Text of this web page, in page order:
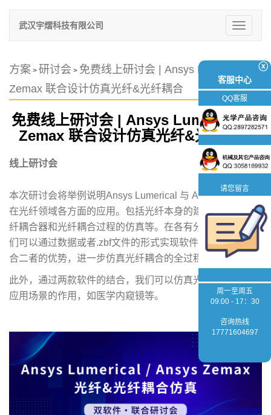
切
换
武汉宇熠科技有限公司
方案 > 研讨会 > 免费线上研讨会 | Ansys Lumerical 与
Zemax 联合设计仿真光纤&光纤耦合
免费线上研讨会 | Ansys Lumerical 与
Zemax 联合设计仿真光纤&光纤耦合
线上研讨会
本次研讨会将举例说明Ansys Lumerical 与 Ansys Zemax
在光纤领域各方面的应用。包括光纤本身的建模与仿真，光
纤耦合器和光纤耦合过程的仿真等。在各有分工的同时，我
们可以通过数据或者.zbf文件的形式实现软件间的互通，综
合二者的优势，进一步仿真光纤耦合的全过程。
此外，通过两款软件的结合，我们可以仿真光纤在更广泛的
应用场景的作用，如医学内窥镜等。
ⓧ
客服中心
QQ客服
请您留言
周一至周五
09:00 - 17：30
咨询热线
17771604697